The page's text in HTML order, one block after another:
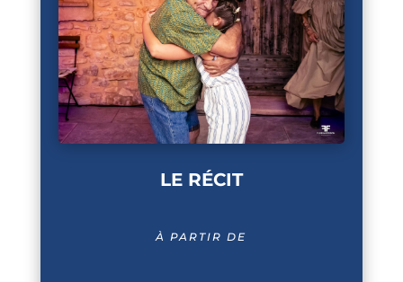
LE RÉCIT
À PARTIR DE